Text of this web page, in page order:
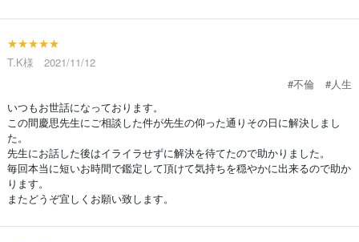
★★★★★
T.K様 2021/11/12
#不倫
#人生
いつもお世話になっております。
この間慶思先生にご相談した件が先生の仰った通りその日に解決しまし
た。
先生にお話した後はイライラせずに解決を待てたので助かりました。
毎回本当に短いお時間で鑑定して頂けて気持ちを穏やかに出来るので助か
ります。
またどうぞ宜しくお願い致します。